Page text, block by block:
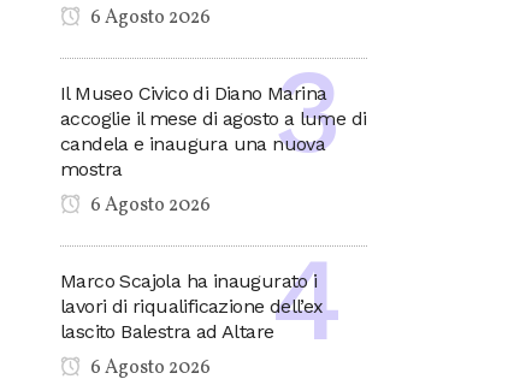
6 Agosto 2026
Il Museo Civico di Diano Marina
accoglie il mese di agosto a lume di
candela e inaugura una nuova
mostra
6 Agosto 2026
Marco Scajola ha inaugurato i
lavori di riqualificazione dell’ex
lascito Balestra ad Altare
6 Agosto 2026